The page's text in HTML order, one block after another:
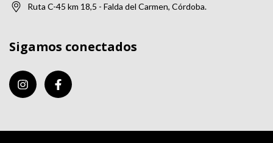
Ruta C-45 km 18,5 - Falda del Carmen, Córdoba.
Sigamos conectados